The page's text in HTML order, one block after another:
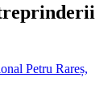
Petru Rareș,